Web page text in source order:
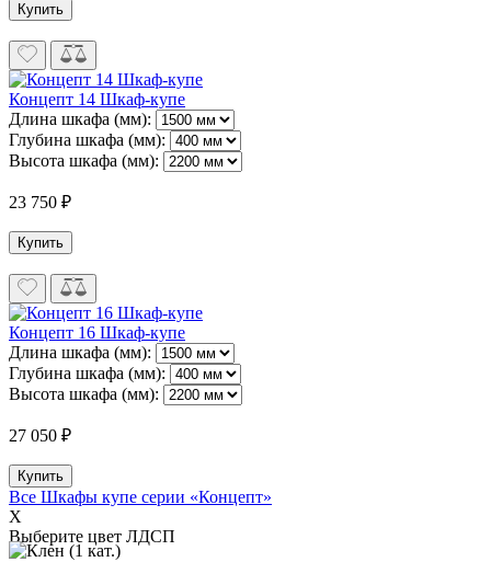
Купить
Концепт 14 Шкаф-купе
Длина шкафа (мм):
Глубина шкафа (мм):
Высота шкафа (мм):
23 750 ₽
Купить
Концепт 16 Шкаф-купе
Длина шкафа (мм):
Глубина шкафа (мм):
Высота шкафа (мм):
27 050 ₽
Купить
Все Шкафы купе серии «Концепт»
X
Выберите цвет ЛДСП